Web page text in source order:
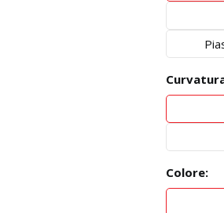
Colore: